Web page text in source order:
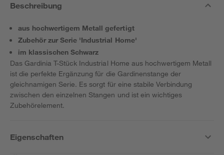
Beschreibung
aus hochwertigem Metall gefertigt
Zubehör zur Serie 'Industrial Home'
im klassischen Schwarz
Das Gardinia T-Stück Industrial Home aus hochwertigem Metall
ist die perfekte Ergänzung für die Gardinenstange der
gleichnamigen Serie. Es sorgt für eine stabile Verbindung
zwischen den einzelnen Stangen und ist ein wichtiges
Zubehörelement.
Eigenschaften